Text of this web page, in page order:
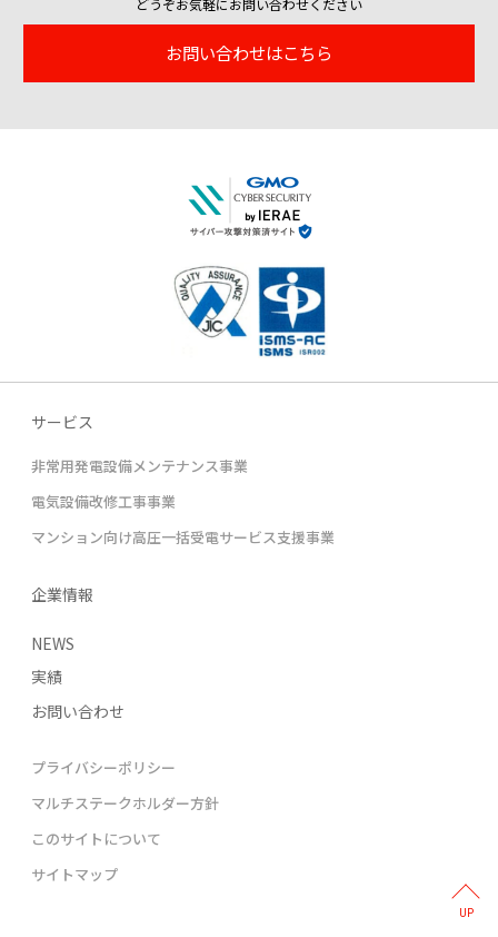
どうぞお気軽にお問い合わせください
お問い合わせはこちら
サービス
非常用発電設備メンテナンス事業
電気設備改修工事事業
マンション向け高圧一括受電サービス支援事業
企業情報
NEWS
実績
お問い合わせ
プライバシーポリシー
マルチステークホルダー方針
このサイトについて
サイトマップ
UP